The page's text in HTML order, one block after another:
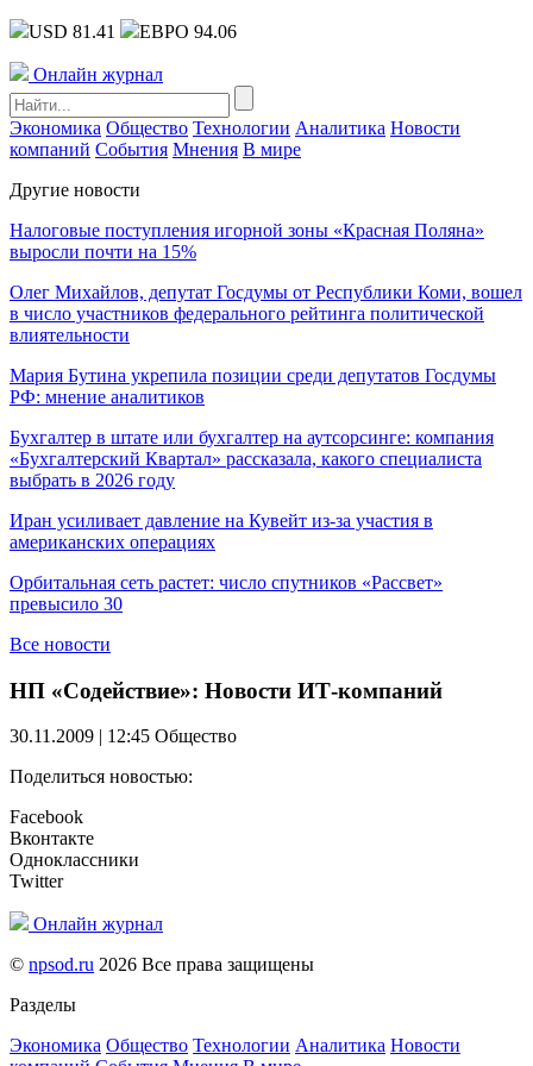
USD 81.41 ЕВРО 94.06
Онлайн журнал
Экономика Общество Технологии Аналитика Новости
компаний События Мнения В мире
Другие новости
Налоговые поступления игорной зоны «Красная Поляна»
выросли почти на 15%
Олег Михайлов, депутат Госдумы от Республики Коми, вошел
в число участников федерального рейтинга политической
влиятельности
Мария Бутина укрепила позиции среди депутатов Госдумы
РФ: мнение аналитиков
Бухгалтер в штате или бухгалтер на аутсорсинге: компания
«Бухгалтерский Квартал» рассказала, какого специалиста
выбрать в 2026 году
Иран усиливает давление на Кувейт из-за участия в
американских операциях
Орбитальная сеть растет: число спутников «Рассвет»
превысило 30
Все новости
НП «Содействие»: Новости ИТ-компаний
30.11.2009 | 12:45 Общество
Поделиться новостью:
Facebook
Вконтакте
Одноклассники
Twitter
Онлайн журнал
© npsod.ru 2026 Все права защищены
Разделы
Экономика Общество Технологии Аналитика Новости